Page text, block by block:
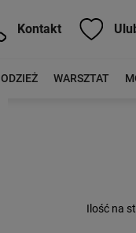
Kontakt
ODZIEŻ WARSZTAT
Ilość na